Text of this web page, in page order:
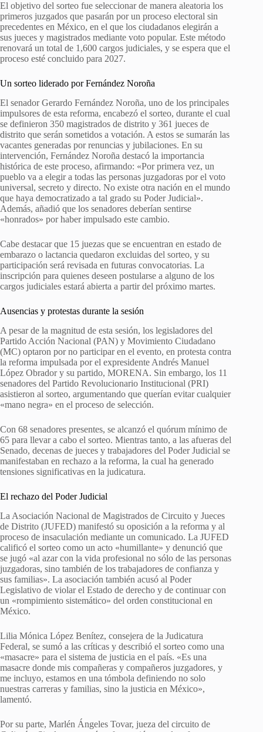
El objetivo del sorteo fue seleccionar de manera aleatoria los
primeros juzgados que pasarán por un proceso electoral sin
precedentes en México, en el que los ciudadanos elegirán a
sus jueces y magistrados mediante voto popular. Este método
renovará un total de 1,600 cargos judiciales, y se espera que el
proceso esté concluido para 2027.
Un sorteo liderado por Fernández Noroña
El senador Gerardo Fernández Noroña, uno de los principales
impulsores de esta reforma, encabezó el sorteo, durante el cual
se definieron 350 magistrados de distrito y 361 jueces de
distrito que serán sometidos a votación. A estos se sumarán las
vacantes generadas por renuncias y jubilaciones. En su
intervención, Fernández Noroña destacó la importancia
histórica de este proceso, afirmando: «Por primera vez, un
pueblo va a elegir a todas las personas juzgadoras por el voto
universal, secreto y directo. No existe otra nación en el mundo
que haya democratizado a tal grado su Poder Judicial».
Además, añadió que los senadores deberían sentirse
«honrados» por haber impulsado este cambio.
Cabe destacar que 15 juezas que se encuentran en estado de
embarazo o lactancia quedaron excluidas del sorteo, y su
participación será revisada en futuras convocatorias. La
inscripción para quienes deseen postularse a alguno de los
cargos judiciales estará abierta a partir del próximo martes.
Ausencias y protestas durante la sesión
A pesar de la magnitud de esta sesión, los legisladores del
Partido Acción Nacional (PAN) y Movimiento Ciudadano
(MC) optaron por no participar en el evento, en protesta contra
la reforma impulsada por el expresidente Andrés Manuel
López Obrador y su partido, MORENA. Sin embargo, los 11
senadores del Partido Revolucionario Institucional (PRI)
asistieron al sorteo, argumentando que querían evitar cualquier
«mano negra» en el proceso de selección.
Con 68 senadores presentes, se alcanzó el quórum mínimo de
65 para llevar a cabo el sorteo. Mientras tanto, a las afueras del
Senado, decenas de jueces y trabajadores del Poder Judicial se
manifestaban en rechazo a la reforma, la cual ha generado
tensiones significativas en la judicatura.
El rechazo del Poder Judicial
La Asociación Nacional de Magistrados de Circuito y Jueces
de Distrito (JUFED) manifestó su oposición a la reforma y al
proceso de insaculación mediante un comunicado. La JUFED
calificó el sorteo como un acto «humillante» y denunció que
se jugó «al azar con la vida profesional no sólo de las personas
juzgadoras, sino también de los trabajadores de confianza y
sus familias». La asociación también acusó al Poder
Legislativo de violar el Estado de derecho y de continuar con
un «rompimiento sistemático» del orden constitucional en
México.
Lilia Mónica López Benítez, consejera de la Judicatura
Federal, se sumó a las críticas y describió el sorteo como una
«masacre» para el sistema de justicia en el país. «Es una
masacre donde mis compañeras y compañeros juzgadores, y
me incluyo, estamos en una tómbola definiendo no solo
nuestras carreras y familias, sino la justicia en México»,
lamentó.
Por su parte, Marlén Ángeles Tovar, jueza del circuito de